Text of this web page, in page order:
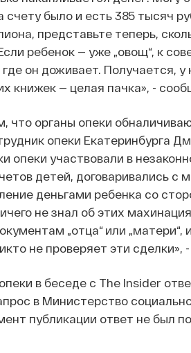
счету было и есть 385 тысяч
представьте теперь,
ребенок — уже „овощ“, к
он доживает. Получается, у
книжек — целая пачка», -
органы опеки
опеки Екатеринбурга
опеки участвовали в
детей, договаривались с
деньгами ребенка со
не знал об этих
„отца“ или
не проверяет эти сделки»,
в беседе с The Insider
в Министерство
публикации ответ не был